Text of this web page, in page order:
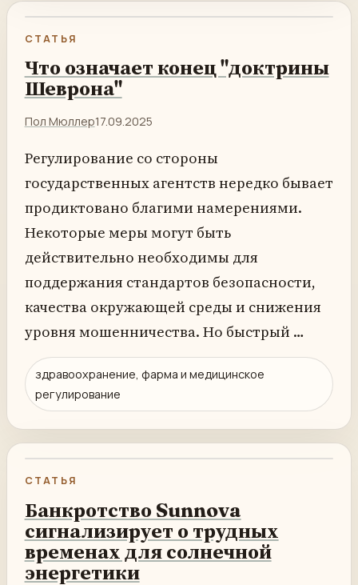
СТАТЬЯ
Что означает конец "доктрины
Шеврона"
Пол Мюллер17.09.2025
Регулирование со стороны
государственных агентств нередко бывает
продиктовано благими намерениями.
Некоторые меры могут быть
действительно необходимы для
поддержания стандартов безопасности,
качества окружающей среды и снижения
уровня мошенничества. Но быстрый …
здравоохранение, фарма и медицинское
регулирование
СТАТЬЯ
Банкротство Sunnova
сигнализирует о трудных
временах для солнечной
энергетики